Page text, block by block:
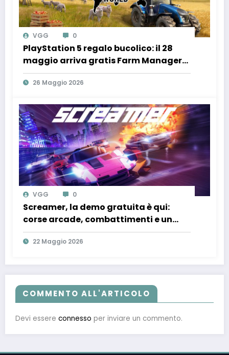
VGG 0
PlayStation 5 regalo bucolico: il 28
maggio arriva gratis Farm Manager
World con il TGTech!
26 Maggio 2026
VGG 0
Screamer, la demo gratuita è qui:
corse arcade, combattimenti e un
mondo distopico anime da provare
subito
22 Maggio 2026
COMMENTO ALL'ARTICOLO
Devi essere connesso per inviare un commento.